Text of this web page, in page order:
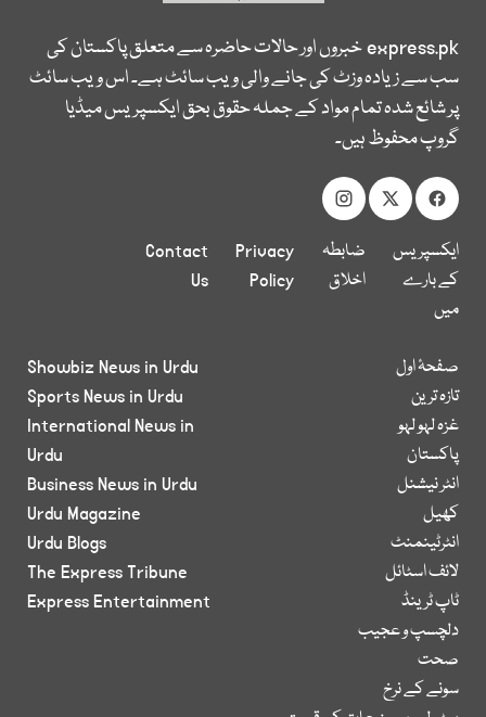
express.pkخبروں اور حالات حاضرہ سے متعلق پاکستان کی
سب سے زیادہ وزٹ کی جانے والی ویب سائٹ ہے۔ اس ویب سائٹ
پر شائع شدہ تمام مواد کے جملہ حقوق بحق ایکسپریس میڈیا
گروپ محفوظ ہیں۔
ایکسپریس
کے بارے
میں
ضابطہ
اخلاق
Privacy
Policy
Contact
Us
صفحۂ اول
تازہ ترین
غزہ لہو لہو
پاکستان
انٹر نیشنل
کھیل
انٹرٹینمنٹ
لائف اسٹائل
ٹاپ ٹرینڈ
دلچسپ و عجیب
صحت
سونے کے نرخ
Showbiz News in Urdu
Sports News in Urdu
International News in
Urdu
Business News in Urdu
Urdu Magazine
Urdu Blogs
The Express Tribune
Express Entertainment